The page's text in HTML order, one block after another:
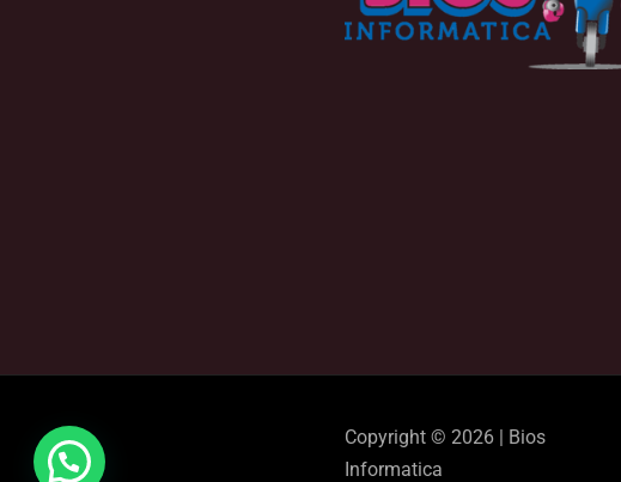
Copyright © 2026 | Bios
Informatica